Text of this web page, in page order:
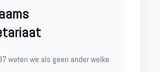
weten we als geen ander welke